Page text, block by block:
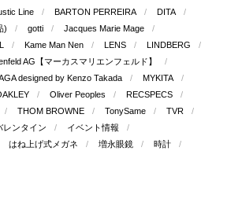
Line BARTON PERREIRA
DITA
)
gotti
Jacques Marie Mage
Kame Man Nen LENS
LINDBERG
AG【マーカスマリエンフェルド】
designed by Kenzo Takada
MYKITA
Oliver Peoples
RECSPECS
THOM BROWNE TonySame
TVR
レンタイン
イベント情報
はね上げ式メガネ 増永眼鏡
時計